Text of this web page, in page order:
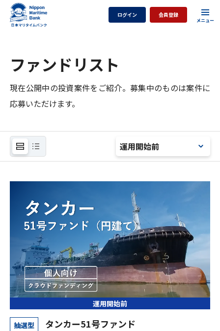
ログイン 会員登録
ファンドリスト
現在公開中の投資案件をご紹介。募集中のものは案件に
応募いただけます。
運用開始前
運用開始前
抽選型 タンカー51号ファンド